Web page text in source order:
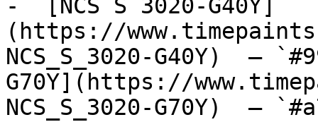
-  [NCS S 3020-G40Y]
(https://
NCS_S_3020-G40Y)  —
G70Y](https://
NCS_S_3020-G70Y)  —